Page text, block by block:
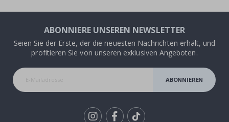
ABONNIERE UNSEREN NEWSLETTER
Seien Sie der Erste, der die neuesten Nachrichten erhält, und
profitieren Sie von unseren exklusiven Angeboten.
ABONNIEREN